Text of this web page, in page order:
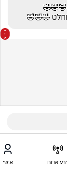
🤣🤣🤣
אדום אישי